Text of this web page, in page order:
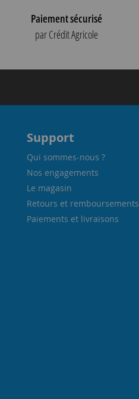
Paiement sécurisé
par Crédit Agricole
Support
Qui sommes-nous ?
Nos engagements
Le magasin
Retours et remboursements
Paiements et livraisons